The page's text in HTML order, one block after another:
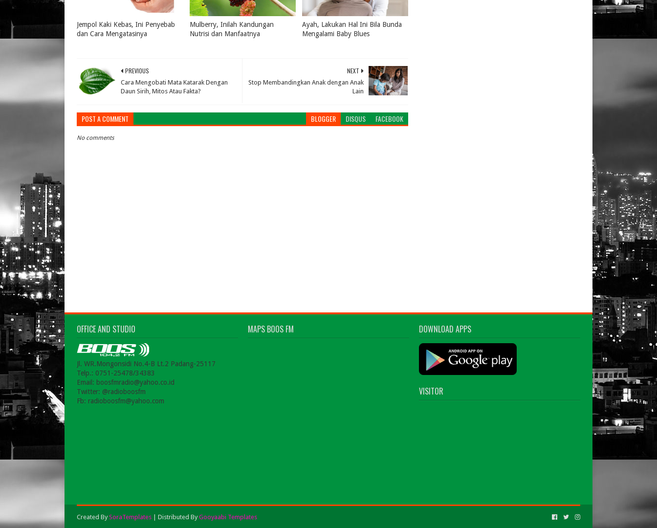
Jempol Kaki Kebas, Ini Penyebab
dan Cara Mengatasinya
Mulberry, Inilah Kandungan
Nutrisi dan Manfaatnya
Ayah, Lakukan Hal Ini Bila Bunda
Mengalami Baby Blues
NEXT
Stop Membandingkan Anak dengan Anak
Lain
PREVIOUS
Cara Mengobati Mata Katarak Dengan
Daun Sirih, Mitos Atau Fakta?
POST A COMMENT BLOGGER DISQUS FACEBOOK
No comments
OFFICE AND STUDIO
Jl. WR.Mongonsidi No.4-B Lt.2 Padang-25117
Telp.: 0751-25478/34383
Email: boosfmradio@yahoo.co.id
Twitter: @radioboosfm
Fb: radioboosfm@yahoo.com
MAPS BOOS FM DOWNLOAD APPS
VISITOR
Created BySoraTemplates | Distributed ByGooyaabi Templates